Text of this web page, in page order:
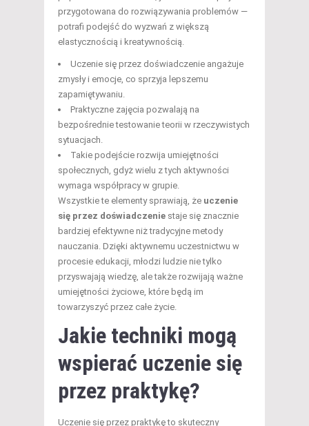
przygotowana do rozwiązywania problemów —
potrafi podejść do wyzwań z większą
elastycznością i kreatywnością.
Uczenie się przez doświadczenie angażuje
zmysły i emocje, co sprzyja lepszemu
zapamiętywaniu.
Praktyczne zajęcia pozwalają na
bezpośrednie testowanie teorii w rzeczywistych
sytuacjach.
Takie podejście rozwija umiejętności
społecznych, gdyż wielu z tych aktywności
wymaga współpracy w grupie.
Wszystkie te elementy sprawiają, że uczenie
się przez doświadczenie staje się znacznie
bardziej efektywne niż tradycyjne metody
nauczania. Dzięki aktywnemu uczestnictwu w
procesie edukacji, młodzi ludzie nie tylko
przyswajają wiedzę, ale także rozwijają ważne
umiejętności życiowe, które będą im
towarzyszyć przez całe życie.
Jakie techniki mogą
wspierać uczenie się
przez praktykę?
Uczenie się przez praktykę to skuteczny